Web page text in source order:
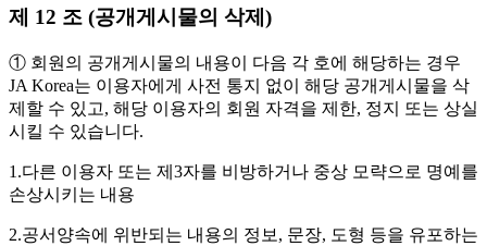
제 12 조 (공개게시물의 삭제)
① 회원의 공개게시물의 내용이 다음 각 호에 해당하는 경우
JA Korea는 이용자에게 사전 통지 없이 해당 공개게시물을 삭
제할 수 있고, 해당 이용자의 회원 자격을 제한, 정지 또는 상실
시킬 수 있습니다.
1.다른 이용자 또는 제3자를 비방하거나 중상 모략으로 명예를
손상시키는 내용
2.공서양속에 위반되는 내용의 정보, 문장, 도형 등을 유포하는